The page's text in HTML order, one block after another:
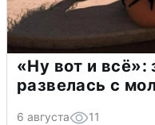
«Ну вот и
развелась с
6 августа 11